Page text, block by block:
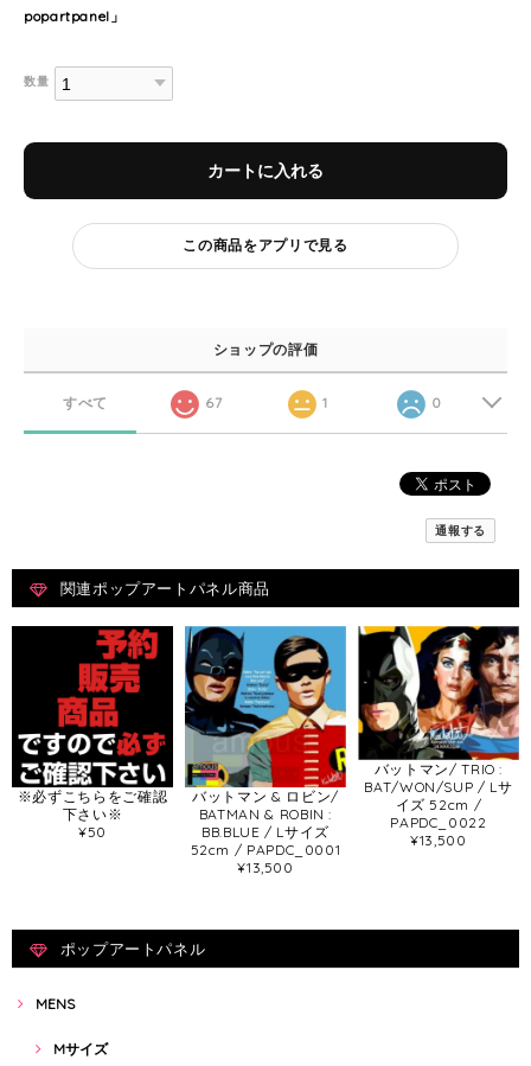
popartpanel」
数量
カートに入れる
この商品をアプリで見る
ショップの評価
すべて 67 1 0
通報する
関連ポップアートパネル商品
※必ずこちらをご確認
下さい※
¥50
バットマン & ロビン/
BATMAN & ROBIN :
BB.BLUE / Lサイズ
52cm / PAPDC_0001
¥13,500
バットマン/ TRIO :
BAT/WON/SUP / Lサ
イズ 52cm /
PAPDC_0022
¥13,500
ポップアートパネル
MENS
Mサイズ